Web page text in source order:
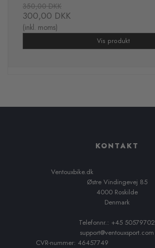
350,00 DKK
300,00 DKK
(inkl. moms)
Vis produkt
KONTAKT
Ventouxbike.dk
Østre Vindingevej 85
4000 Roskilde
Denmark
Telefonnr.: +45 50579702
support@ventouxsport.com
CVR-nummer: 46457749